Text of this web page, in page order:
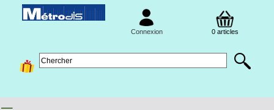
Connexion 0 articles